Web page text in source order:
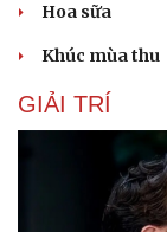
Hoa sữa
Khúc mùa thu
GIẢI TRÍ